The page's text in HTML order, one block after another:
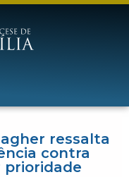
ressalta
contra
prioridade